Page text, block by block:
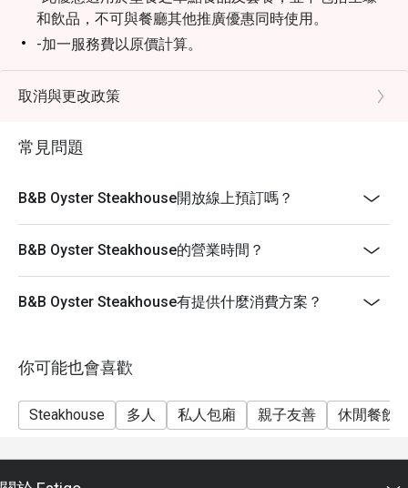
和飲品，不可與餐廳其他推廣優惠同時使用。
-加一服務費以原價計算。
-就座前請先出示訂座確認通知。
-坐位要求要按照情況，B&B保留座位安排的權利。
-已訂座人士需在15分鐘內全員到齊方可享有折扣。
取消與更改政策
常見問題
B&B Oyster Steakhouse開放線上預訂嗎？
B&B Oyster Steakhouse的營業時間？
B&B Oyster Steakhouse有提供什麼消費方案？
你可能也會喜歡
Steakhouse 多人 私人包廂 親子友善 休閒餐飲